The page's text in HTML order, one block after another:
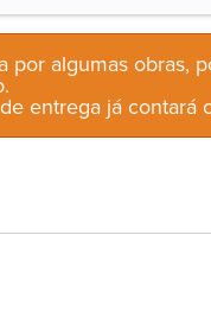
por algumas obras,
entrega já contará